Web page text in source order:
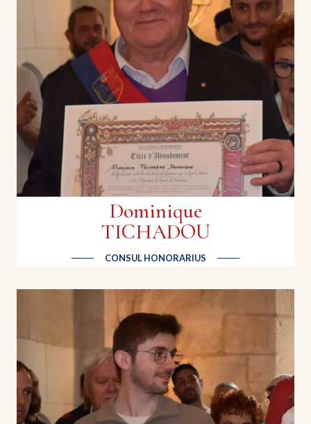
Dominique
TICHADOU
CONSUL HONORARIUS
| Confrérie Sant Andiu de la Galinièro
Patrick PAOLI
| Négociant en vin